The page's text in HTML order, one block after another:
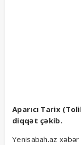
Aparıcı Tarix
diqqət çəkib.
Yenisabah.az